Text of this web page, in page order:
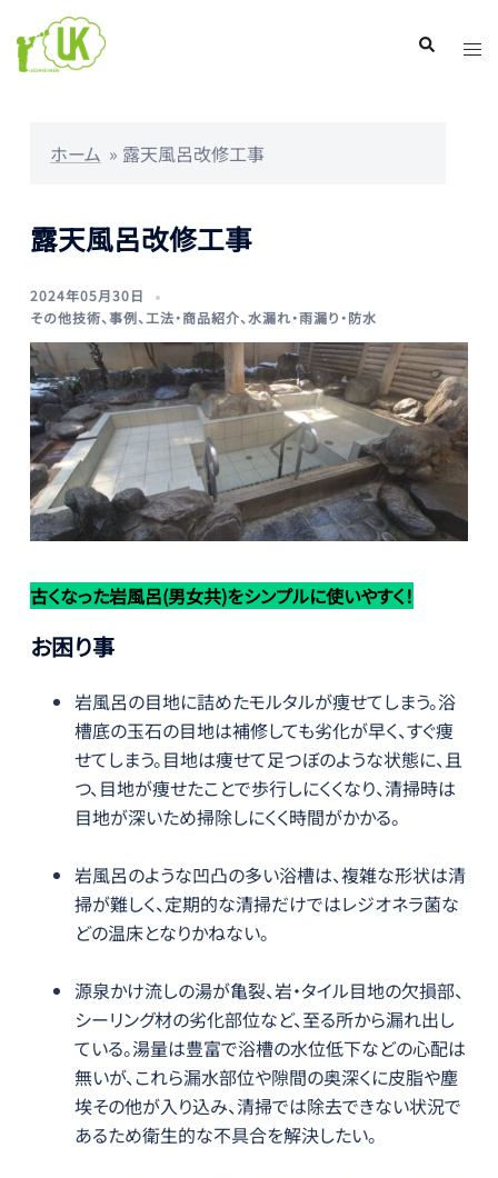
検
索
ト
ホーム » 露天風呂改修工事
露天風呂改修工事
2024年05月30日
その他技術、事例、 工法・商品紹介、水漏れ・雨漏り・防水
古くなった岩風呂(男女共)をシンプルに使いやすく！
お困り事
岩風呂の目地に詰めたモルタルが痩せてしまう。浴
槽底の玉石の目地は補修しても劣化が早く、すぐ痩
せてしまう。目地は痩せて足つぼのような状態に、且
つ、目地が痩せたことで歩行しにくくなり、清掃時は
目地が深いため掃除しにくく時間がかかる。
岩風呂のような凹凸の多い浴槽は、複雑な形状は清
掃が難しく、定期的な清掃だけではレジオネラ菌な
どの温床となりかねない。
源泉かけ流しの湯が亀裂、岩・タイル目地の欠損部、
シーリング材の劣化部位など、至る所から漏れ出し
ている。湯量は豊富で浴槽の水位低下などの心配は
無いが、これら漏水部位や隙間の奥深くに皮脂や塵
埃その他が入り込み、清掃では除去できない状況で
あるため衛生的な不具合を解決したい。